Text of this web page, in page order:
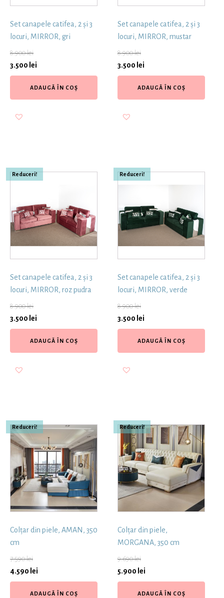
Set canapele catifea, 2 și 3
locuri, MIRROR, gri
8.900lei
3.500 lei
ADAUGĂ ÎN COȘ
Set canapele catifea, 2 și 3
locuri, MIRROR, mustar
8.900lei
3.500 lei
ADAUGĂ ÎN COȘ
Reduceri!
Set canapele catifea, 2 și 3
locuri, MIRROR, roz pudra
8.900lei
3.500 lei
ADAUGĂ ÎN COȘ
Reduceri!
Set canapele catifea, 2 și 3
locuri, MIRROR, verde
8.900lei
3.500 lei
ADAUGĂ ÎN COȘ
Reduceri!
Colțar din piele, AMAN, 350
cm
7.590lei
4.590 lei
ADAUGĂ ÎN COȘ
Reduceri!
Colțar din piele,
MORGANA, 350 cm
9.690lei
5.900 lei
ADAUGĂ ÎN COȘ